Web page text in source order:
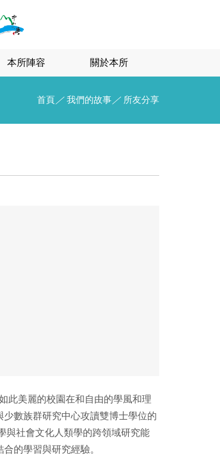
本所陣容 關於本所
首頁 ／ 我們的故事 ／ 所友分享
此美麗的校園在和自由的學風和理
數族群研究中心攻讀雙博士學位的
與社會文化人類學的跨領域研究能
的學習與研究經驗。